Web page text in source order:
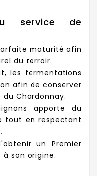
service de
maturité afin
du terroir.
les fermentations
afin de conserver
Chardonnay.
apporte du
tout en respectant
un Premier
son origine.